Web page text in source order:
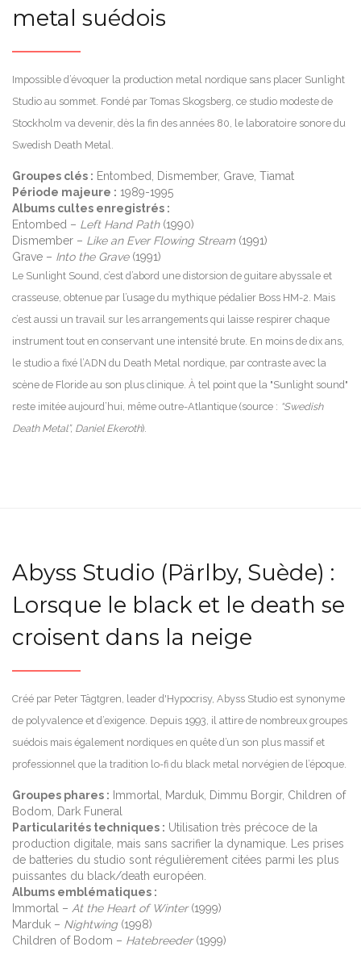
metal suédois
Impossible d’évoquer la production metal nordique sans placer Sunlight
Studio au sommet. Fondé par Tomas Skogsberg, ce studio modeste de
Stockholm va devenir, dès la fin des années 80, le laboratoire sonore du
Swedish Death Metal.
Groupes clés : Entombed, Dismember, Grave, Tiamat
Période majeure : 1989-1995
Albums cultes enregistrés :
Entombed – Left Hand Path(1990)
Dismember – Like an Ever Flowing Stream (1991)
Grave – Into the Grave(1991)
Le Sunlight Sound, c’est d’abord une distorsion de guitare abyssale et
crasseuse, obtenue par l’usage du mythique pédalier Boss HM-2. Mais
c’est aussi un travail sur les arrangements qui laisse respirer chaque
instrument tout en conservant une intensité brute. En moins de dix ans,
le studio a fixé l’ADN du Death Metal nordique, par contraste avec la
scène de Floride au son plus clinique. À tel point que la "Sunlight sound"
reste imitée aujourd’hui, même outre-Atlantique (source : “Swedish
Death Metal”, Daniel Ekeroth).
Abyss Studio (Pärlby, Suède) :
Lorsque le black et le death se
croisent dans la neige
Créé par Peter Tägtgren, leader d'Hypocrisy, Abyss Studio est synonyme
de polyvalence et d’exigence. Depuis 1993, il attire de nombreux groupes
suédois mais également nordiques en quête d’un son plus massif et
professionnel que la tradition lo-fi du black metal norvégien de l’époque.
Groupes phares : Immortal, Marduk, Dimmu Borgir, Children of
Bodom, Dark Funeral
Particularités techniques : Utilisation très précoce de la
production digitale, mais sans sacrifier la dynamique. Les prises
de batteries du studio sont régulièrement citées parmi les plus
puissantes du black/death européen.
Albums emblématiques :
Immortal – At the Heart of Winter(1999)
Marduk – Nightwing(1998)
Children of Bodom – Hatebreeder(1999)